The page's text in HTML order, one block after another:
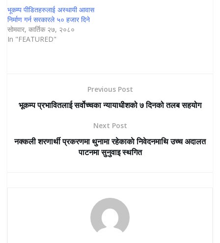
भूकम्प पीडितहरुलाई अस्थायी आवास
निर्माण गर्न सरकारले ५० हजार दिने
सोमवार, कार्तिक २७, २०८०
In "FEATURED"
Previous Post
भूकम्प प्रभावितलाई सर्वोच्चका न्यायाधीशको ७ दिनको तलब सहयोग
Next Post
नक्कली शरणार्थी प्रकरणमा थुनामा रहेकाकाे निवेदनमाथि उच्च अदालत
पाटनमा सुनुवाइ स्थगित